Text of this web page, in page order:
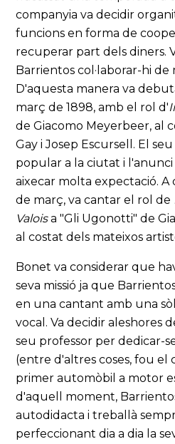
companyia va decidir
funcions en forma de
recuperar part dels diners.
Barrientos col·laborar-hi
D'aquesta manera va
març de 1898, amb el rol d'
de Giacomo Meyerbeer, al
Gay i Josep Escursell. El
popular a la ciutat i
aixecar molta expectació. A
de març, va cantar el rol de
Valoisa "Gli Ugonotti" de
al costat dels mateixos
Bonet va considerar que
seva missió ja que
en una cantant amb una
vocal. Va decidir aleshores
seu professor per dedicar-
(entre d'altres coses, fou el
primer automòbil a motor
d'aquell moment,
autodidacta i treballà
perfeccionant dia a dia la